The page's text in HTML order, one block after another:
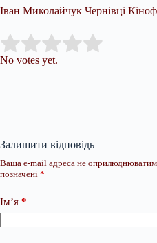
Іван Миколайчук Чернівці
Rate this item:
No votes yet.
Залишити відповідь
Ваша e-mail адреса не
позначені *
Ім’я *